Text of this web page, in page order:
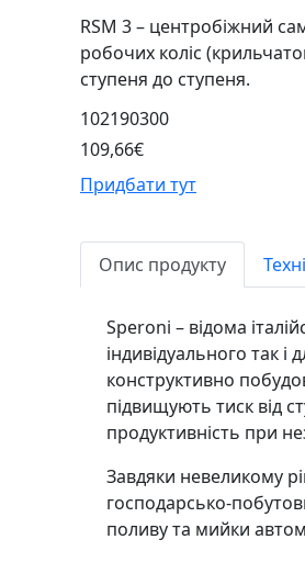
RSM 3 – центробіжний
робочих коліс
ступеня до ступеня.
102190300
109,66€
Придбати тут
Опис продукту
Speroni – відома
індивідуального так
конструктивно
підвищують тиск від
продуктивність при
Завдяки невеликому
господарсько-
поливу та мийки